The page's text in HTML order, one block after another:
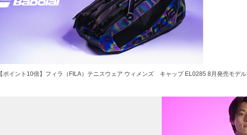
【ポイント10倍】フィラ（FILA）テニスウェア ウィメンズ キャップ EL0285 8月発売モデル